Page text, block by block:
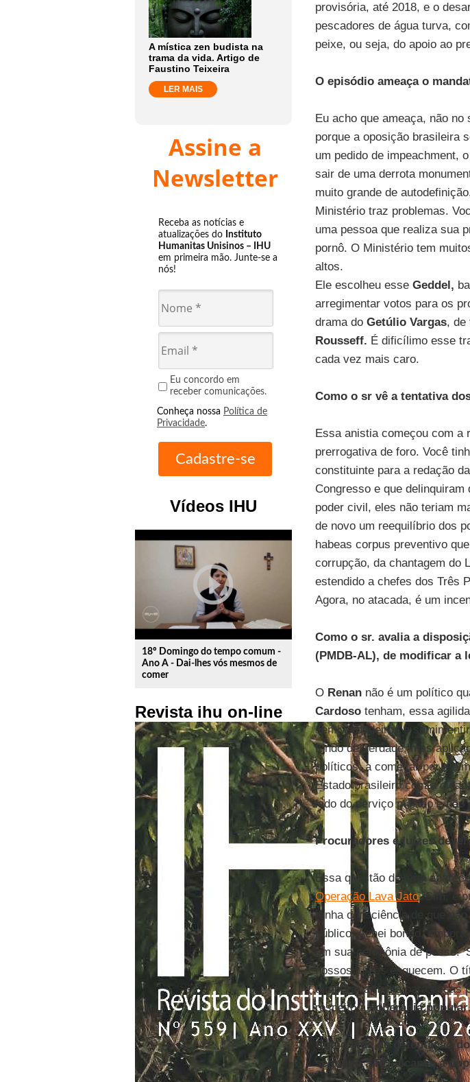
A mística zen budista na
trama da vida. Artigo de
Faustino Teixeira
LER MAIS
Assine a
Newsletter
Receba as notícias e
atualizações do Instituto
Humanitas Unisinos – IHU
em primeira mão. Junte-se a
nós!
Eu concordo em
receber comunicações.
Conheça nossa Política de
Privacidade.
Vídeos IHU
play_circle_outline
18º Domingo do tempo comum -
Ano A - Dai-lhes vós mesmos de
comer
Revista ihu on-line
provisória, até 2018, e o
pescadores de água turva,
peixe, ou seja, do apoio ao
O episódio ameaça o
Eu acho que ameaça, não
porque a oposição brasileira
um pedido de impeachment, o
sair de uma derrota
muito grande de
Ministério traz problemas.
uma pessoa que realiza sua
pornô. O Ministério tem
altos.
Ele escolheu esse Geddel,
arregimentar votos para os
drama do Getúlio Vargas, de
Rousseff. É dificílimo esse
cada vez mais caro.
Como o sr vê a tentativa
Essa anistia começou com a
prerrogativa de foro. Você
constituinte para a redação
Congresso e que
poder civil, eles não teriam
de novo um reequilíbrio dos
habeas corpus preventivo
corrupção, da chantagem do
estendido a chefes dos Três
Agora, no atacada, é um
Como o sr. avalia a
(PMDB-AL), de modificar a
O Renannão é um político
Cardosotenham, essa
semiverdadeiros e
fundo de verdade, mas
políticos, a começar por ele
Estado brasileiro com a
lado do serviço publico e não
Procuradores e juízes
Essa questão deveria
Operação Lava Jato.Sim, é
tenha consciência de que
público. Achei bonito,
em sua cerimônia de posse:
nossos juízes esquecem. O
temporariamente para essas
respeito àsoberania popular
Como vida de ostentação
segundo a PF, alcança a